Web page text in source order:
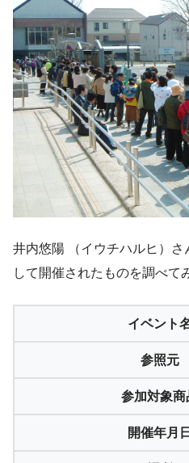
井内悠陽 （イウチハルヒ）さ
して開催されたものを調べて
イベント
参照元
参加対象商
開催年月日